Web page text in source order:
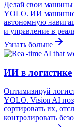
Делай свои
YOLO. ИИ
автономную
и управление в
Узнать больше
ИИ в логистике
Оптимизируй
YOLO. Vision AI
сортировать их,
контролировать